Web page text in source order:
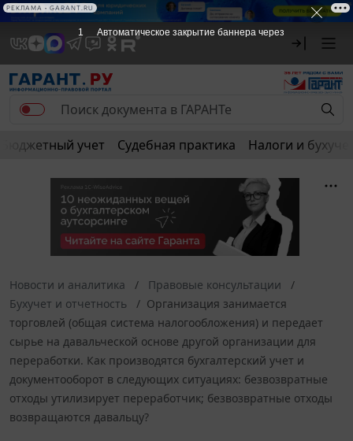
РЕКЛАМА
Бюджетный учет Судебная практика Налоги и
Новости и аналитика
Правовые консультации
Бухучет и отчетность
Организация занимается
торговлей (общая система налогообложения) и передает
сырье на давальческой основе другой организации для
переработки. Как производятся бухгалтерский учет и
документооборот в следующих ситуациях: безвозвратные
отходы утилизирует переработчик; безвозвратные отходы
возвращаются давальцу?
1 Автоматическое закрытие баннера через
РЕКЛАМА • GARANT.RU